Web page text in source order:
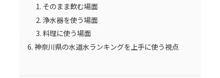
そのまま飲む場面
浄水器を使う場面
料理に使う場面
神奈川県の水道水ランキングを上手に使う視点